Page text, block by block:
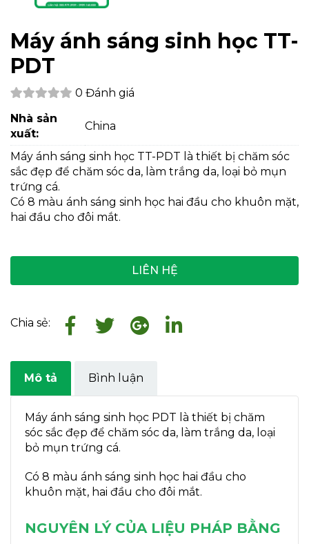
Máy ánh sáng sinh học TT-
PDT
0 Đánh giá
Nhà sản
xuất:
China
Máy ánh sáng sinh học TT-PDT là thiết bị chăm sóc
sắc đẹp để chăm sóc da, làm trắng da, loại bỏ mụn
trứng cá.
Có 8 màu ánh sáng sinh học hai đầu cho khuôn mặt,
hai đầu cho đôi mắt.
LIÊN HỆ
Chia sẻ:
Mô tả Bình luận
Máy ánh sáng sinh học PDT là thiết bị chăm
sóc sắc đẹp để chăm sóc da, làm trắng da, loại
bỏ mụn trứng cá.
Có 8 màu ánh sáng sinh học hai đầu cho
khuôn mặt, hai đầu cho đôi mắt.
NGUYÊN LÝ CỦA LIỆU PHÁP BẰNG